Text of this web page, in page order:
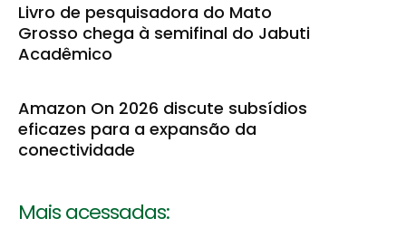
Livro de pesquisadora do Mato
Grosso chega à semifinal do Jabuti
Acadêmico
Amazon On 2026 discute subsídios
eficazes para a expansão da
conectividade
Mais acessadas: